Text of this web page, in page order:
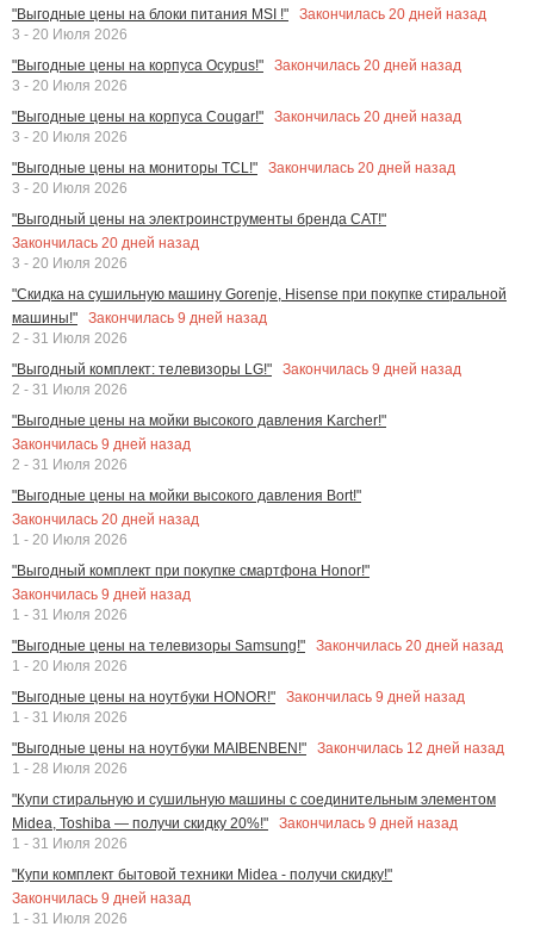
"Выгодные цены на блоки питания MSI !"
Закончилась 20 дней назад
3 - 20 Июля 2026
"Выгодные цены на корпуса Ocypus!"
Закончилась 20 дней назад
3 - 20 Июля 2026
"Выгодные цены на корпуса Cougar!"
Закончилась 20 дней назад
3 - 20 Июля 2026
"Выгодные цены на мониторы TCL!"
Закончилась 20 дней назад
3 - 20 Июля 2026
"Выгодный цены на электроинструменты бренда CAT!"
Закончилась 20 дней назад
3 - 20 Июля 2026
"Скидка на сушильную машину Gorenje, Hisense при покупке стиральной
машины!"
Закончилась 9 дней назад
2 - 31 Июля 2026
"Выгодный комплект: телевизоры LG!"
Закончилась 9 дней назад
2 - 31 Июля 2026
"Выгодные цены на мойки высокого давления Karcher!"
Закончилась 9 дней назад
2 - 31 Июля 2026
"Выгодные цены на мойки высокого давления Bort!"
Закончилась 20 дней назад
1 - 20 Июля 2026
"Выгодный комплект при покупке смартфона Honor!"
Закончилась 9 дней назад
1 - 31 Июля 2026
"Выгодные цены на телевизоры Samsung!"
Закончилась 20 дней назад
1 - 20 Июля 2026
"Выгодные цены на ноутбуки HONOR!"
Закончилась 9 дней назад
1 - 31 Июля 2026
"Выгодные цены на ноутбуки MAIBENBEN!"
Закончилась 12 дней назад
1 - 28 Июля 2026
"Купи стиральную и сушильную машины с соединительным элементом
Midea, Toshiba — получи скидку 20%!"
Закончилась 9 дней назад
1 - 31 Июля 2026
"Купи комплект бытовой техники Midea - получи скидку!"
Закончилась 9 дней назад
1 - 31 Июля 2026